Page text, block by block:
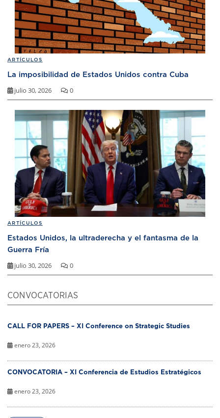
ARTÍCULOS
La imposibilidad de Estados Unidos contra Cuba
julio 30, 2026 0
ARTÍCULOS
Estados Unidos, la ultraderecha y el fantasma de la
Guerra Fría
julio 30, 2026 0
CONVOCATORIAS
CALL FOR PAPERS – XI Conference on Strategic Studies
enero 23, 2026
CONVOCATORIA – XI Conferencia de Estudios Estratégicos
enero 23, 2026